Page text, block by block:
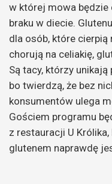
w której mowa będzie
braku w diecie.
dla osób, które
chorują na celiakię,
Są tacy, którzy
bo twierdzą, że bez
konsumentów ulega
Gościem programu
z restauracji U
glutenem naprawdę